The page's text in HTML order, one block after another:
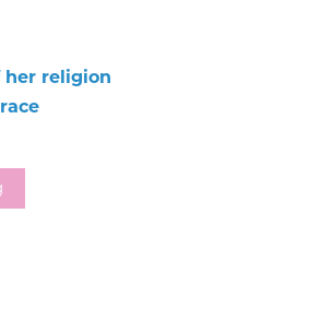
her religion